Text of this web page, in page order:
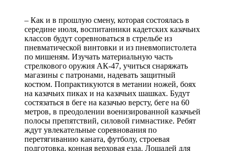
– Как и в прошлую смену, которая состоялась в
середине июля, воспитанники кадетских казачьих
классов будут соревноваться в стрельбе из
пневматической винтовки и из пневмопистолета
по мишеням. Изучать материальную часть
стрелкового оружия АК-47, учиться снаряжать
магазины с патронами, надевать защитный
костюм. Попрактикуются в метании ножей, боях
на казачьих пиках и на казачьих шашках. Будут
состязаться в беге на казачью версту, беге на 60
метров, в преодолении военизированной казачьей
полосы препятствий, силовой гимнастике. Ребят
ждут увлекательные соревнования по
перетягиванию каната, футболу, строевая
подготовка, конная верховая езда. Лошадей для